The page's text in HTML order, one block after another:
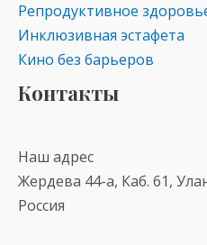
Репродуктивное
Инклюзивная эстафета
Кино без барьеров
Контакты
Наш адрес
Жердева 44-а, Каб. 61,
Россия